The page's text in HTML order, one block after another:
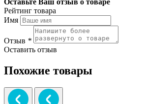
Оставьте Ваш отзыв о товаре
Рейтинг товара
Имя
Отзыв *
Оставить отзыв
Похожие товары